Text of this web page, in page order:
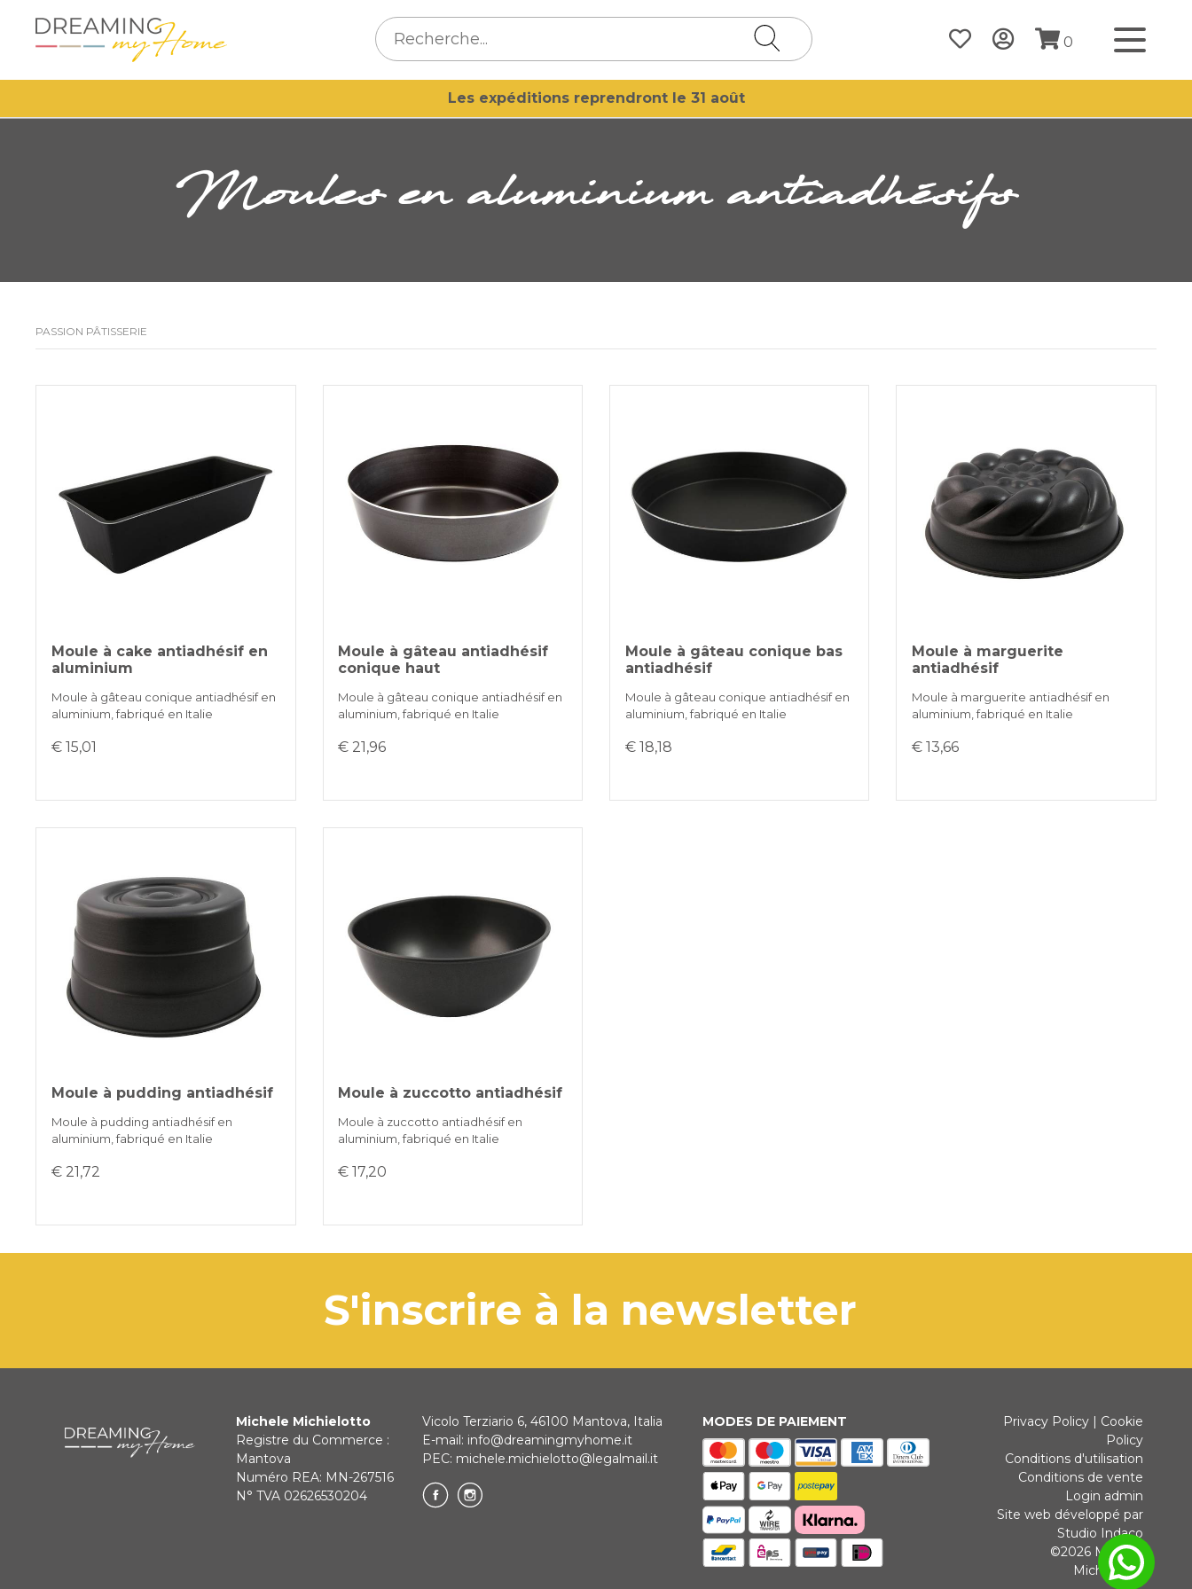
0
Les expéditions reprendront le 31 août
Moules en aluminium antiadhésifs
PASSION PÂTISSERIE
Moule à cake antiadhésif en
aluminium
Moule à gâteau conique antiadhésif en
aluminium, fabriqué en Italie
€ 15,01
Moule à gâteau antiadhésif
conique haut
Moule à gâteau conique antiadhésif en
aluminium, fabriqué en Italie
€ 21,96
Moule à gâteau conique bas
antiadhésif
Moule à gâteau conique antiadhésif en
aluminium, fabriqué en Italie
€ 18,18
Moule à marguerite
antiadhésif
Moule à marguerite antiadhésif en
aluminium, fabriqué en Italie
€ 13,66
Moule à pudding antiadhésif
Moule à pudding antiadhésif en
aluminium, fabriqué en Italie
€ 21,72
Moule à zuccotto antiadhésif
Moule à zuccotto antiadhésif en
aluminium, fabriqué en Italie
€ 17,20
s'inscrire à la newsletter
Michele Michielotto
Registre du Commerce :
Mantova
Numéro REA: MN-267516
N° TVA 02626530204
Vicolo Terziario 6, 46100 Mantova, Italia
E-mail: info@dreamingmyhome.it
PEC: michele.michielotto@legalmail.it
MODES DE PAIEMENT Privacy Policy| Cookie
Policy
Conditions d'utilisation
Conditions de vente
Login admin
Site web développé par
Studio Indaco
©2026 Michele
Michielotto